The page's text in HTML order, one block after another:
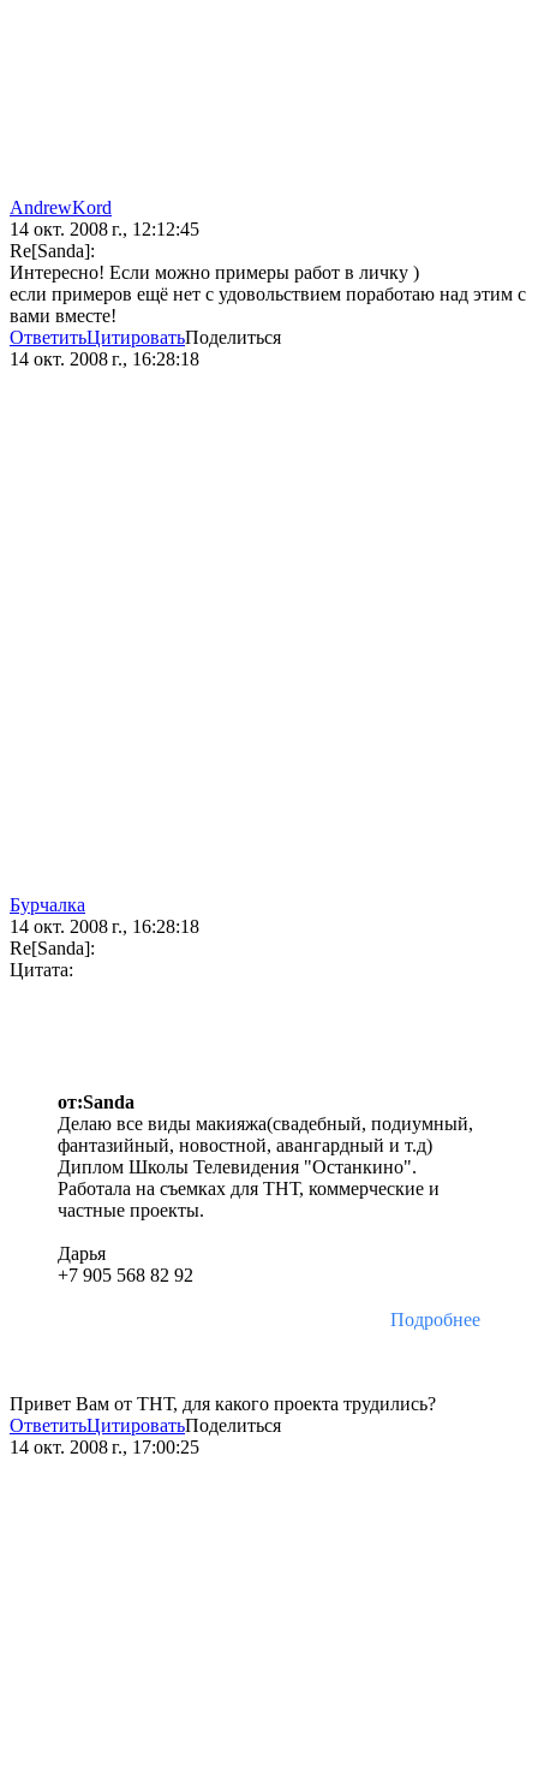
AndrewKord
14 окт. 2008 г., 12:12:45
Re[Sanda]:
Интересно! Если можно примеры работ в личку )
если примеров ещё нет с удовольствием поработаю над этим с
вами вместе!
ОтветитьЦитироватьПоделиться
14 окт. 2008 г., 16:28:18
Бурчалка
14 окт. 2008 г., 16:28:18
Re[Sanda]:
Цитата:
от:Sanda
Делаю все виды макияжа(свадебный, подиумный,
фантазийный, новостной, авангардный и т.д)
Диплом Школы Телевидения "Останкино".
Работала на съемках для ТНТ, коммерческие и
частные проекты.
Дарья
+7 905 568 82 92
Подробнее
Привет Вам от ТНТ, для какого проекта трудились?
ОтветитьЦитироватьПоделиться
14 окт. 2008 г., 17:00:25